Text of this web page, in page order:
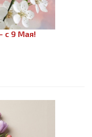
с 9 Мая!